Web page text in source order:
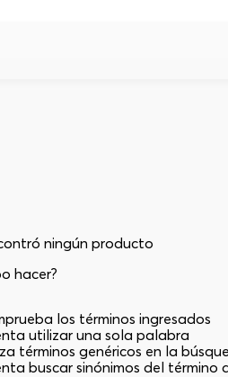
ningún producto
hacer?
los términos ingresados
utilizar una sola palabra
términos genéricos en la
buscar sinónimos del término